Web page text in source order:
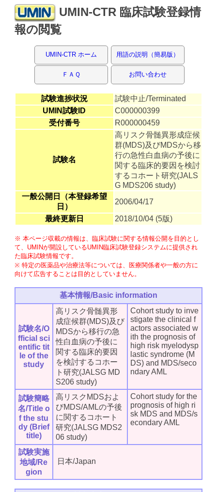
UMIN-CTR 臨床試験登録情
報の閲覧
UMIN-CTR ホーム 用語の説明（簡易版）
ＦＡＱ お問い合わせ
試験進捗状況
試験中止/Terminated
UMIN試験ID
C000000399
受付番号
R000000459
試験名
高リスク骨髄異形成症候
群(MDS)及びMDSから移
行の急性白血病の予後に
関する臨床的要因を検討
するコホート研究(JALS
G MDS206 study)
一般公開日（本登録希望
日）
2006/04/17
最終更新日 2018/10/04 (5版)
※ 本ページ収載の情報は、臨床試験に関する情報公開を目的とし
て、UMINが開設しているUMIN臨床試験登録システムに提供され
た臨床試験情報です。
※ 特定の医薬品や治療法等については、医療関係者や一般の方に
向けて広告することは目的としていません。
基本情報/Basic information
試験名/O
fficial sci
entific tit
le of the
study
高リスク骨髄異形
成症候群(MDS)及び
MDSから移行の急
性白血病の予後に
関する臨床的要因
を検討するコホー
ト研究(JALSG MD
S206 study)
Cohort study to inve
stigate the clinical f
actors associated w
ith the prognosis of
high risk myelodysp
lastic syndrome (M
DS) and MDS/seco
ndary AML
試験簡略
名/Title o
f the stu
dy (Brief
title)
高リスクMDSおよ
びMDS/AMLの予後
に関するコホート
研究(JALSG MDS2
06 study)
Cohort study for the
prognosis of high ri
sk MDS and MDS/s
econdary AML
試験実施
地域/Re
gion
日本/Japan